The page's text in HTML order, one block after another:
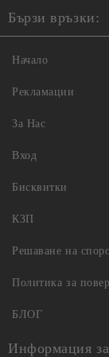
Бързи връзки:
Начало
Рекламации
За Нас
Вход
Бисквитки
КЗП
Решаване на
Политика за
БЛОГ
Информация